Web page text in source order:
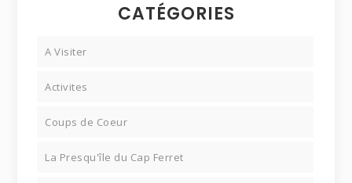
CATÉGORIES
A Visiter
Activites
Coups de Coeur
La Presqu'île du Cap Ferret